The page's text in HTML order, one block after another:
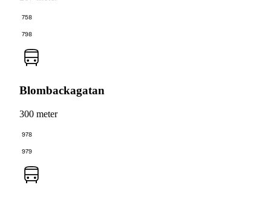
758
798
Blombackagatan
300 meter
978
979